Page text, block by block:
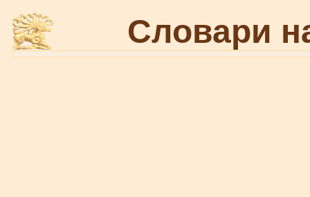
Словари